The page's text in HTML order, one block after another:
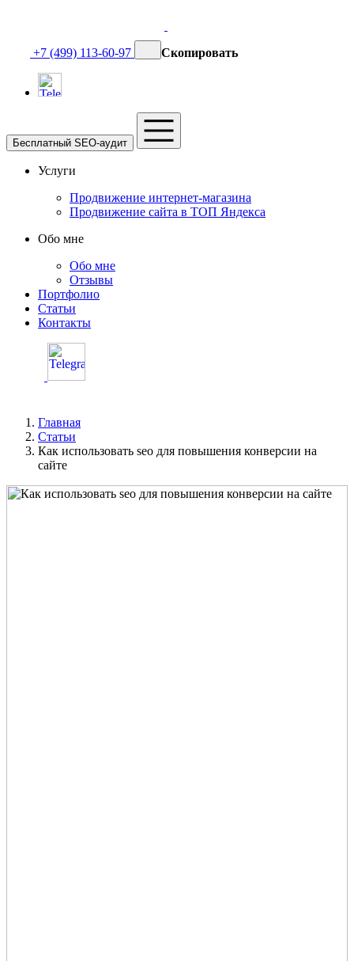
+7 (499) 113-60-97 Скопировать
Бесплатный SEO-аудит
Услуги
Продвижение интернет-магазина
Продвижение сайта в ТОП Яндекса
Обо мне
Обо мне
Отзывы
Портфолио
Статьи
Контакты
Главная
Статьи
Как использовать seo для повышения конверсии на
сайте